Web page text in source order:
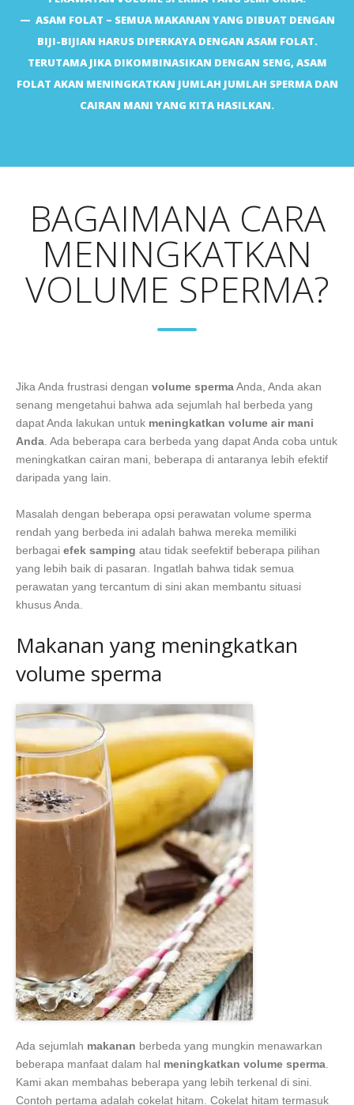
ASAM FOLAT – SEMUA MAKANAN YANG DIBUAT DENGAN
BIJI-BIJIAN HARUS DIPERKAYA DENGAN ASAM FOLAT.
TERUTAMA JIKA DIKOMBINASIKAN DENGAN SENG, ASAM
FOLAT AKAN MENINGKATKAN JUMLAH JUMLAH SPERMA DAN
CAIRAN MANI YANG KITA HASILKAN.
BAGAIMANA CARA
MENINGKATKAN
VOLUME SPERMA?
Jika Anda frustrasi dengan volume spermaAnda, Anda akan
senang mengetahui bahwa ada sejumlah hal berbeda yang
dapat Anda lakukan untuk meningkatkan volume air mani
Anda . Ada beberapa cara berbeda yang dapat Anda coba untuk
meningkatkan cairan mani, beberapa di antaranya lebih efektif
daripada yang lain.
Masalah dengan beberapa opsi perawatan volume sperma
rendah yang berbeda ini adalah bahwa mereka memiliki
berbagai efek samping atau tidak seefektif beberapa pilihan
yang lebih baik di pasaran. Ingatlah bahwa tidak semua
perawatan yang tercantum di sini akan membantu situasi
khusus Anda.
Makanan yang meningkatkan
volume sperma
Ada sejumlah makanan berbeda yang mungkin menawarkan
beberapa manfaat dalam hal meningkatkan volume sperma
Kami akan membahas beberapa yang lebih terkenal di sini.
Contoh pertama adalah cokelat hitam. Cokelat hitam termasuk